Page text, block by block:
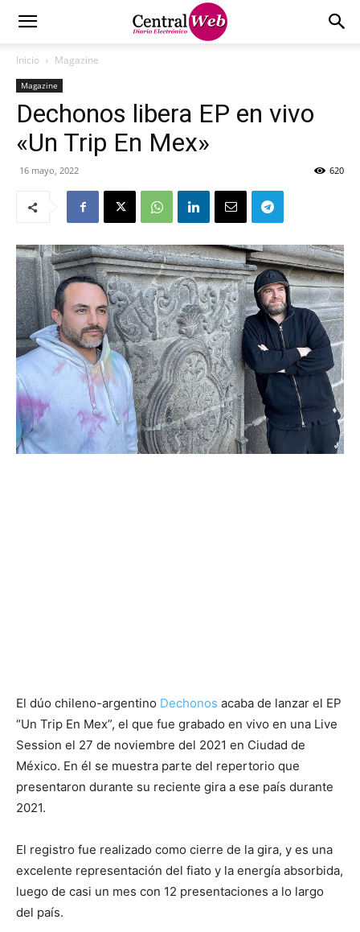
Inicio Magazine
Magazine
Dechonos libera EP en vivo
«Un Trip En Mex»
16 mayo, 2022 620
El dúo chileno-argentino Dechonos acaba de lanzar el EP
“Un Trip En Mex”, el que fue grabado en vivo en una Live
Session el 27 de noviembre del 2021 en Ciudad de
México. En él se muestra parte del repertorio que
presentaron durante su reciente gira a ese país durante
2021.
El registro fue realizado como cierre de la gira, y es una
excelente representación del fiato y la energía absorbida,
luego de casi un mes con 12 presentaciones a lo largo
del país.